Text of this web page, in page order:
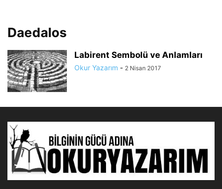
Daedalos
Labirent Sembolü ve Anlamları
Okur Yazarım - 2 Nisan 2017